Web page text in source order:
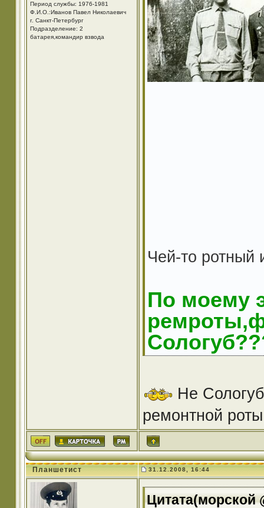
Период службы: 1976-1981
Ф.И.О.:Иванов Павел Николаевич
г. Санкт-Петербург
Подразделение: 2
батарея,командир взвода
Чей-то ротный
По моему
Не
ремонтной
Планшетист 31.12.2008, 16:44
Цитата(морской